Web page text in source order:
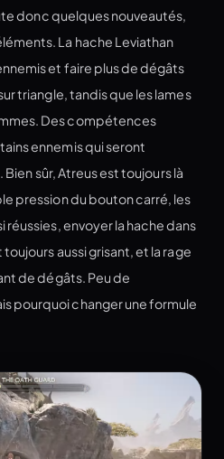
donc quelques nouveautés,
La hache Leviathan
et faire plus de dégâts
triangle, tandis que les lames
Des compétences
ennemis qui seront
Bien sûr, Atreus est toujours là
pression du bouton carré, les
réussies, envoyer la hache dans
aussi grisant, et la rage
de dégâts. Peu de
pourquoi changer une formule